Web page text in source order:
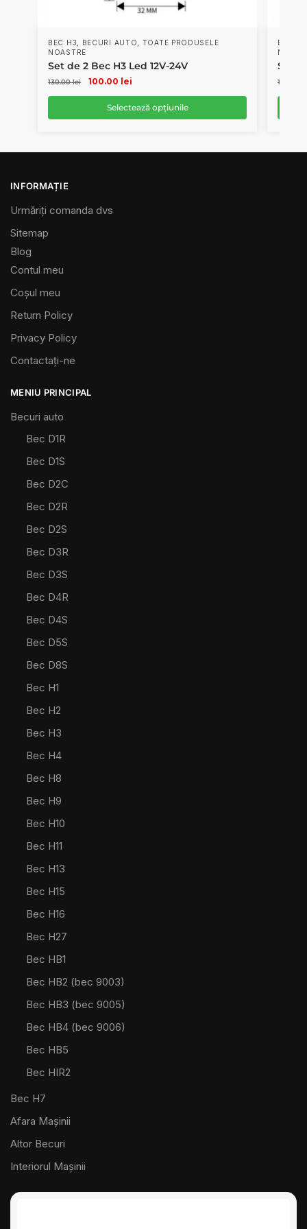
BEC H3 BECURI AUTO
TOATE PRODUSELE
NOASTRE
Set de 2 Bec H3 Led 12V-24V
130.00lei 100.00 lei
Selectează opțiunile
BEC H4
Set
130.00
INFORMAȚIE
Urmăriți comanda dvs
Sitemap
Blog
Contul meu
Coșul meu
Return Policy
Privacy Policy
Contactaţi-ne
MENIU PRINCIPAL
Becuri auto
Bec D1R
Bec D1S
Bec D2C
Bec D2R
Bec D2S
Bec D3R
Bec D3S
Bec D4R
Bec D4S
Bec D5S
Bec D8S
Bec H1
Bec H2
Bec H3
Bec H4
Bec H8
Bec H9
Bec H10
Bec H11
Bec H13
Bec H15
Bec H16
Bec H27
Bec HB1
Bec HB2 (bec 9003)
Bec HB3 (bec 9005)
Bec HB4 (bec 9006)
Bec HB5
Bec HIR2
Bec H7
Afara Mașinii
Altor Becuri
Interiorul Mașinii